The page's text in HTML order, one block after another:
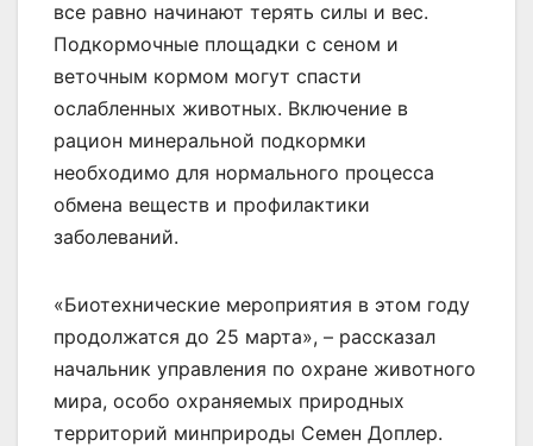
все равно начинают терять силы и вес.
Подкормочные площадки с сеном и
веточным кормом могут спасти
ослабленных животных. Включение в
рацион минеральной подкормки
необходимо для нормального процесса
обмена веществ и профилактики
заболеваний.
«Биотехнические мероприятия в этом году
продолжатся до 25 марта», – рассказал
начальник управления по охране животного
мира, особо охраняемых природных
территорий минприроды Семен Доплер.